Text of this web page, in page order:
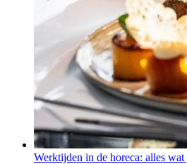
Werktijden in de horeca: alles